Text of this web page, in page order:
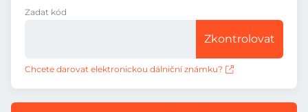
Zadat kód
Zkontrolovat
Chcete darovat elektronickou dálniční známku?